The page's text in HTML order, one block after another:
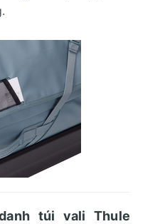
túi vali Thule